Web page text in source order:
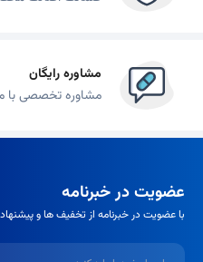
مشاوره رایگان
مشاوره تخصصی
عضویت در خبرنامه
با عضویت در خبرنامه از تخفیف ها و
ایمیل